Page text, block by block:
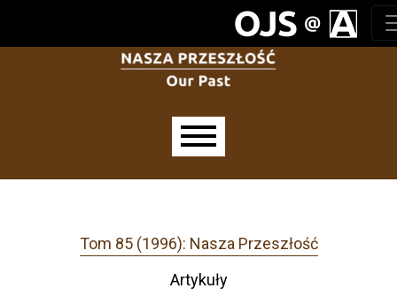
Tom 85 (1996): Nasza Przeszłość
Artykuły